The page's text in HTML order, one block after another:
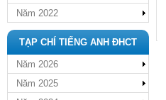
Năm 2022
TẠP CHÍ TIẾNG ANH ĐHCT
Năm 2026
Năm 2025